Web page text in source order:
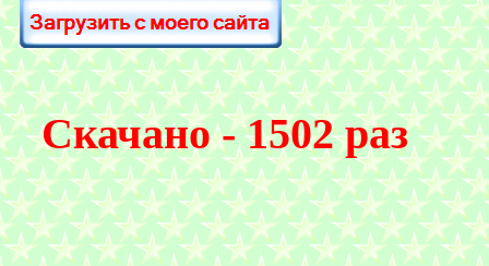
Скачано - 1502 раз